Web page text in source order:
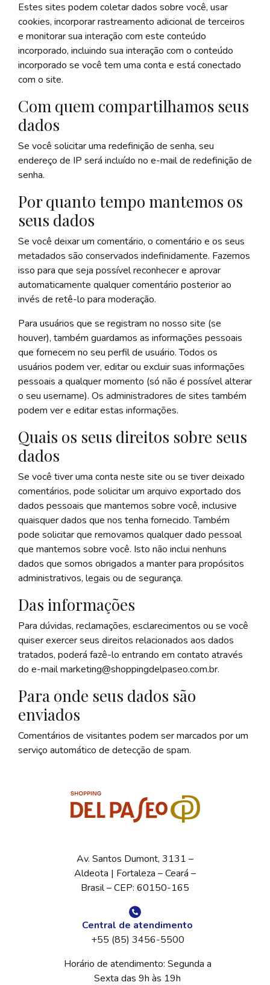
Estes sites podem coletar dados sobre você, usar
cookies, incorporar rastreamento adicional de terceiros
e monitorar sua interação com este conteúdo
incorporado, incluindo sua interação com o conteúdo
incorporado se você tem uma conta e está conectado
com o site.
Com quem compartilhamos seus
dados
Se você solicitar uma redefinição de senha, seu
endereço de IP será incluído no e-mail de redefinição de
senha.
Por quanto tempo mantemos os
seus dados
Se você deixar um comentário, o comentário e os seus
metadados são conservados indefinidamente. Fazemos
isso para que seja possível reconhecer e aprovar
automaticamente qualquer comentário posterior ao
invés de retê-lo para moderação.
Para usuários que se registram no nosso site (se
houver), também guardamos as informações pessoais
que fornecem no seu perfil de usuário. Todos os
usuários podem ver, editar ou excluir suas informações
pessoais a qualquer momento (só não é possível alterar
o seu username). Os administradores de sites também
podem ver e editar estas informações.
Quais os seus direitos sobre seus
dados
Se você tiver uma conta neste site ou se tiver deixado
comentários, pode solicitar um arquivo exportado dos
dados pessoais que mantemos sobre você, inclusive
quaisquer dados que nos tenha fornecido. Também
pode solicitar que removamos qualquer dado pessoal
que mantemos sobre você. Isto não inclui nenhuns
dados que somos obrigados a manter para propósitos
administrativos, legais ou de segurança.
Das informações
Para dúvidas, reclamações, esclarecimentos ou se você
quiser exercer seus direitos relacionados aos dados
tratados, poderá fazê-lo entrando em contato através
do e-mail marketing@shoppingdelpaseo.com.br.
Para onde seus dados são
enviados
Comentários de visitantes podem ser marcados por um
serviço automático de detecção de spam.
Av. Santos Dumont, 3131 –
Aldeota | Fortaleza – Ceará –
Brasil – CEP: 60150-165
Central de atendimento
+55 (85) 3456-5500
Horário de atendimento: Segunda a
Sexta das 9h às 19h